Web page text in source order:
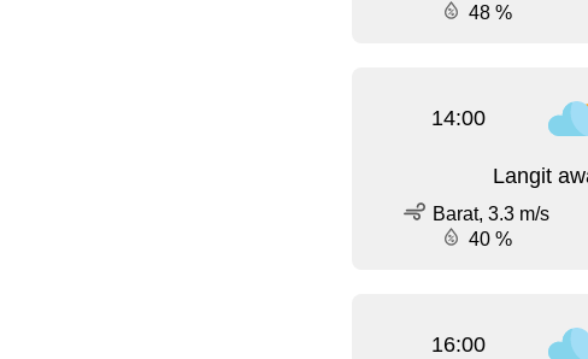
48 %
14:00
Langit
Barat, 3.3 m/s
40 %
16:00